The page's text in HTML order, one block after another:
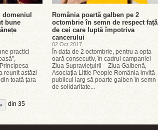
bune
practici
reunit astăzi
toată țara
România poartă galben pe 2
octombrie în semn de respect față
de cei care luptă împotriva
cancerului
02 Oct 2017
În data de 2 octombrie, pentru a opta
oară consecutiv, în cadrul campaniei
Ziua Supraviețuirii – Ziua Galbenă,
Asociația Little People România invită
publicul larg să poarte galben în semn
de solidaritate...
din 35